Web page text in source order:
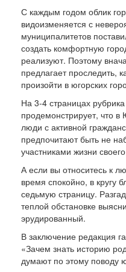
С каждым годом облик
видоизменяется с
муниципалитетов
создать комфортную
реализуют. Поэтому
предлагает проследить,
произойти в югорских
На 3-4 страницах
продемонстрирует, что
люди с активной
предпочитают быть не
участниками жизни
А если вы относитесь к
время спокойно, в кругу
седьмую страницу.
теплой обстановке
эрудированный.
В заключение редакция
«Зачем знать историю
думают по этому поводу